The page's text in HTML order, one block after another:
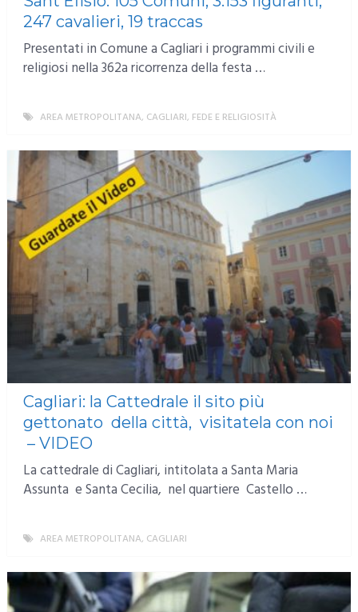
247 cavalieri, 19 traccas
Presentati in Comune a Cagliari i programmi civili e
religiosi nella 362a ricorrenza della festa …
AREA METROPOLITANA, CAGLIARI, FEDE E RELIGIOSITÀ
Cagliari: la Cattedrale il sito più
gettonato della città, visitatela con noi
– VIDEO
La cattedrale di Cagliari, intitolata a Santa Maria
Assunta e Santa Cecilia, nel quartiere Castello …
AREA METROPOLITANA, CAGLIARI